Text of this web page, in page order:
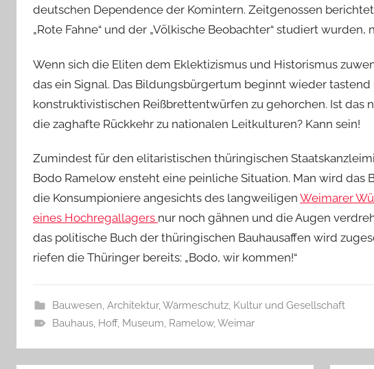
deutschen Dependence der Komintern. Zeitgenossen
„Rote Fahne“ und der „Völkische Beobachter“ studiert wurden,
Wenn sich die Eliten dem Eklektizismus und Historismus
das ein Signal. Das Bildungsbürgertum beginnt wieder
konstruktivistischen Reißbrettentwürfen zu gehorchen. Ist das
die zaghafte Rückkehr zu nationalen Leitkulturen? Kann sein!
Zumindest für den elitaristischen thüringischen
Bodo Ramelow ensteht eine peinliche Situation. Man wird das
die Konsumpioniere angesichts des langweiligen Weimarer
eines Hochregallagers nur noch gähnen und die Augen
das politische Buch der thüringischen Bauhausaffen wird
riefen die Thüringer bereits: „Bodo, wir kommen!“
Bauwesen, Architektur, Wärmeschutz, Kultur und Gesellschaft
Bauhaus, Hoff, Museum, Ramelow,Weimar